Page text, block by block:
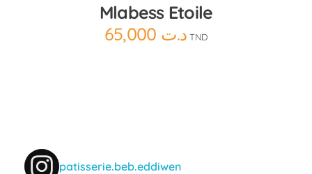
Mlabess Etoile
د.ت TND
patisserie.beb.eddiwen